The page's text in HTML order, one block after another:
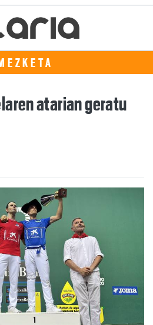
atarian geratu